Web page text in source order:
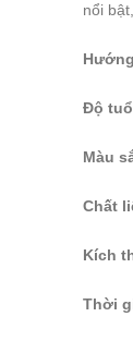
nổi
Độ
Màu
Chất
Kích
Thời